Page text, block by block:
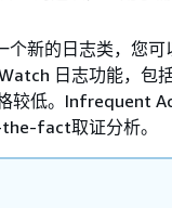
个新的日志类，您
日志功能，包
较低。Infrequent
fact取证分析。